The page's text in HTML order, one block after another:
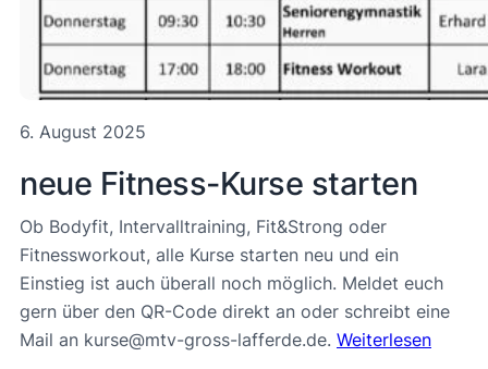
6. August 2025
neue Fitness-Kurse starten
Ob Bodyfit, Intervalltraining, Fit&Strong oder
Fitnessworkout, alle Kurse starten neu und ein
Einstieg ist auch überall noch möglich. Meldet euch
gern über den QR-Code direkt an oder schreibt eine
Mail an kurse@mtv-gross-lafferde.de. Weiterlesen